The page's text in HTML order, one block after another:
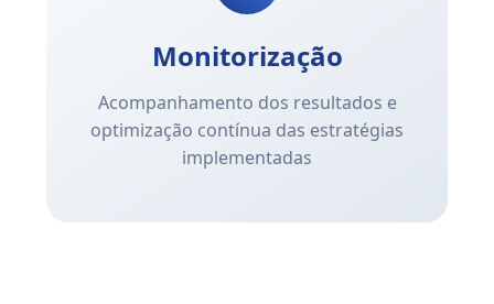
Monitorização
Acompanhamento dos resultados e
optimização contínua das estratégias
implementadas